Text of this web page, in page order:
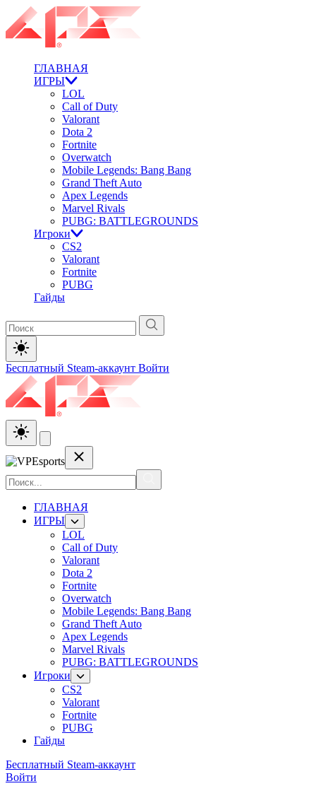
ГЛАВНАЯ
ИГРЫ
LOL
Call of Duty
Valorant
Dota 2
Fortnite
Overwatch
Mobile Legends: Bang Bang
Grand Theft Auto
Apex Legends
Marvel Rivals
PUBG: BATTLEGROUNDS
Игроки
CS2
Valorant
Fortnite
PUBG
Гайды
Бесплатный Steam-аккаунт Войти
ГЛАВНАЯ
ИГРЫ
LOL
Call of Duty
Valorant
Dota 2
Fortnite
Overwatch
Mobile Legends: Bang Bang
Grand Theft Auto
Apex Legends
Marvel Rivals
PUBG: BATTLEGROUNDS
Игроки
CS2
Valorant
Fortnite
PUBG
Гайды
Бесплатный Steam-аккаунт
Войти